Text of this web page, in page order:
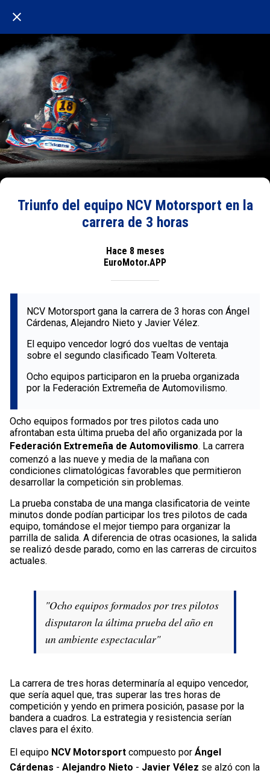
Triunfo del equipo NCV Motorsport en la
carrera de 3 horas
Hace 8 meses
EuroMotor.APP
NCV Motorsport gana la carrera de 3 horas con Ángel
Cárdenas, Alejandro Nieto y Javier Vélez.
El equipo vencedor logró dos vueltas de ventaja
sobre el segundo clasificado Team Voltereta.
Ocho equipos participaron en la prueba organizada
por la Federación Extremeña de Automovilismo.
Ocho equipos formados por tres pilotos cada uno
afrontaban esta última prueba del año organizada por la
Federación Extremeña de Automovilismo. La carrera
comenzó a las nueve y media de la mañana con
condiciones climatológicas favorables que permitieron
desarrollar la competición sin problemas.
La prueba constaba de una manga clasificatoria de veinte
minutos donde podían participar los tres pilotos de cada
equipo, tomándose el mejor tiempo para organizar la
parrilla de salida. A diferencia de otras ocasiones, la salida
se realizó desde parado, como en las carreras de circuitos
actuales.
"Ocho equipos formados por tres pilotos
disputaron la última prueba del año en
un ambiente espectacular"
La carrera de tres horas determinaría al equipo vencedor,
que sería aquel que, tras superar las tres horas de
competición y yendo en primera posición, pasase por la
bandera a cuadros. La estrategia y resistencia serían
claves para el éxito.
El equipo NCV Motorsport compuesto por Ángel
Cárdenas - Alejandro Nieto - Javier Vélez se alzó con la